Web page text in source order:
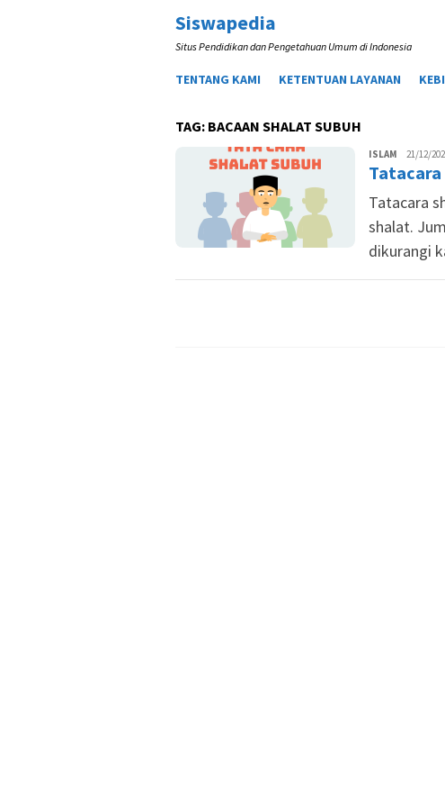
Loncat
Siswapedia
Situs Pendidikan dan Pengetahuan Umum di Indonesia
TENTANG KAMI KETENTUAN LAYANAN
TAG: BACAAN SHALAT SUBUH
ISLAM Tim
Siswapedia
21/12/
Tatacara
Tatacara
shalat.
dikurangi